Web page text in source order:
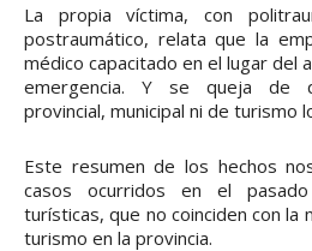
La propia víctima, con
postraumático, relata que la
médico capacitado en el lugar del
emergencia. Y se queja de
provincial, municipal ni de turismo
Este resumen de los hechos
casos ocurridos en el
turísticas, que no coinciden con la
turismo en la provincia.